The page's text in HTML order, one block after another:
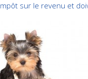
sur le revenu et